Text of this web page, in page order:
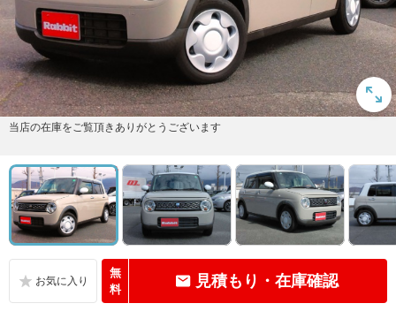
当店の在庫をご覧頂きありがとうございます
無
料
見積もり・在庫確認